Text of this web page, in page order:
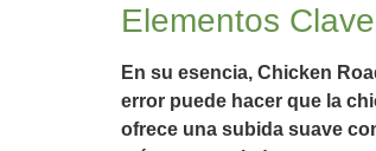
Elementos
En su esencia, Chicken
error puede hacer que la
ofrece una subida suave